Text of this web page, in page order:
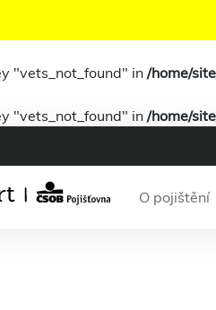
"vets_not_found" in /home/
"vets_not_found" in /home/
O pojištění